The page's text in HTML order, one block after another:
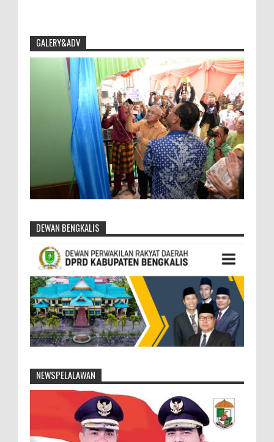
GALERY&ADV
DEWAN BENGKALIS
NEWSPELALAWAN